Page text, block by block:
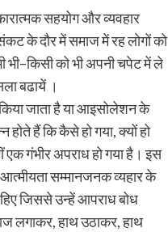
सहयोग और व्यवहार
के दौर में समाज में रह लोगों को
भी–किसी को भी अपनी चपेट में ले
बढायें ।
जाता है या आइसोलेशन के
होते हैं कि कैसे हो गया, क्यों हो
गंभीर अपराध हो गया है। इस
आत्मीयता सम्मानजनक व्यहार के
जिससे उन्हें आपराध बोध
लगाकर, हाथ उठाकर, हाथ